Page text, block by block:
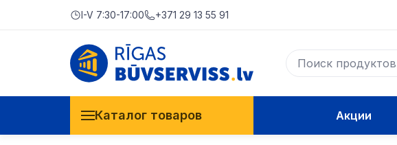
I-V 7:30-17:00 +371 29 13 55 91
Каталог товаров Акции